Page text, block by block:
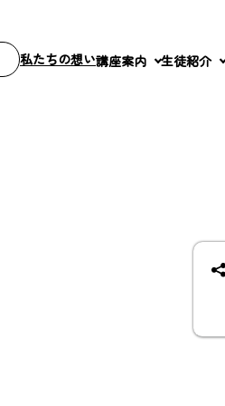
私たちの想い講座案内 生徒紹介